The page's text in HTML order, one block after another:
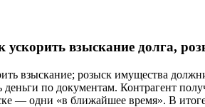
взыскание долга,
взыскание; розыск имущества
деньги по документам. Контрагент
— одни «в ближайшее время». В